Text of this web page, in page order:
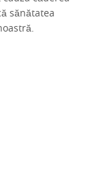
sănătatea